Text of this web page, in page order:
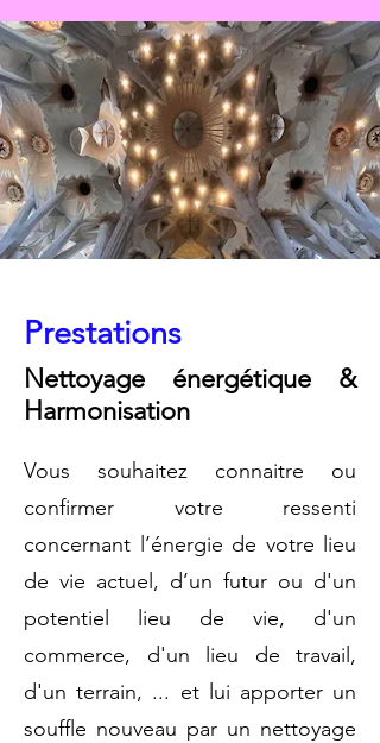
Prestations
Nettoyage énergétique &
Harmonisation
Vous souhaitez connaitre ou
confirmer votre ressenti
concernant l’énergie de votre lieu
de vie actuel, d’un futur ou d'un
potentiel lieu de vie, d'un
commerce, d'un lieu de travail,
d'un terrain, ... et lui apporter un
souffle nouveau par un nettoyage